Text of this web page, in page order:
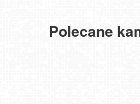
Polecane